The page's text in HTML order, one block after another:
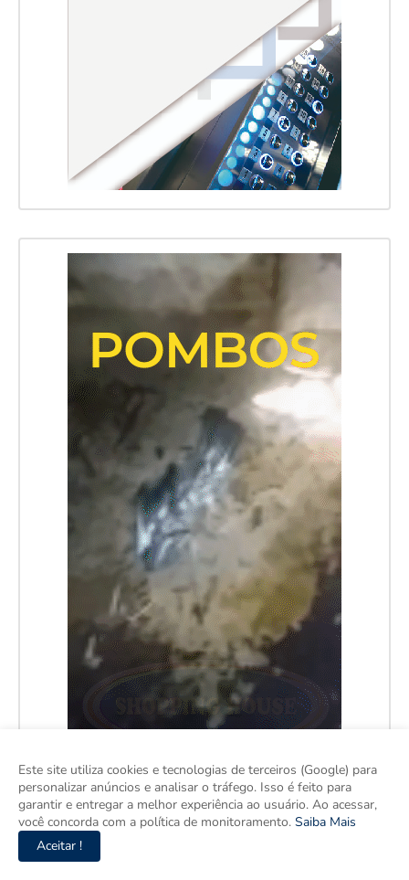
Este site utiliza cookies e tecnologias de terceiros (Google) para
personalizar anúncios e analisar o tráfego. Isso é feito para
garantir e entregar a melhor experiência ao usuário. Ao acessar,
você concorda com a política de monitoramento. Saiba Mais
Aceitar !